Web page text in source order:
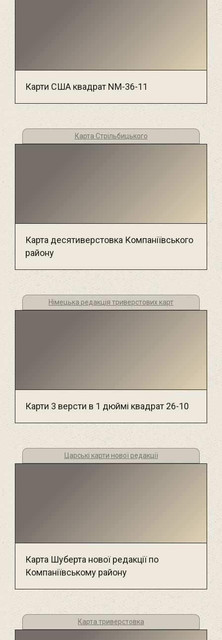
Карти США квадрат NM-36-11
Карта Стрільбицького
Карта десятиверстовка Компаніївського
району
Німецька редакція триверстових карт
Карти 3 версти в 1 дюймі квадрат 26-10
Царські карти нової редакції
Карта Шуберта нової редакції по
Компаніївському району
Карта триверстовка